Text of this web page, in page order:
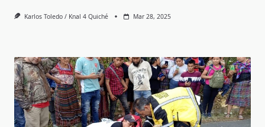
Karlos Toledo / Knal 4 Quiché Mar 28, 2025